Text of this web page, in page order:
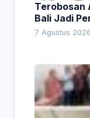
Terobosan
Bali Jadi
7 Agustus 2026